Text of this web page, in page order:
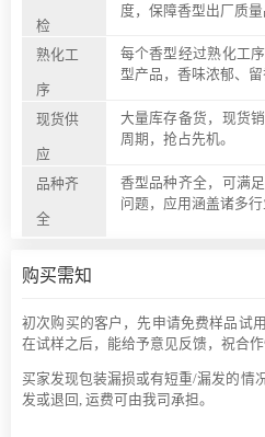
检
度，保障香型出厂质量
熟化工
序
每个香型经过熟化工
型产品，香味浓郁、留
现货供
应
大量库存备货，现货
周期，抢占先机。
品种齐
全
香型品种齐全，可满
问题，应用涵盖诸多行
购买需知
初次购买的客户，先申请免费样品试
在试样之后，能给予意见反馈，祝合作
买家发现包装漏损或有短重/漏发的情
发或退回, 运费可由我司承担。